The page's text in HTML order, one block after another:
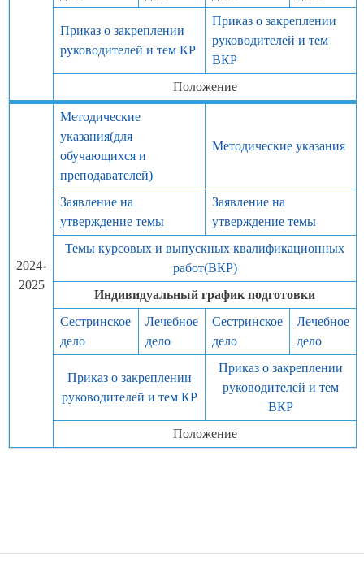
Приказ о закреплении
руководителей и тем КР
Приказ о закреплении
руководителей и тем
ВКР
Положение
2024-
2025
Методические
указания(для
обучающихся и
преподавателей)
Методические указания
Заявление на
утверждение темы
Заявление на
утверждение темы
Темы курсовых и выпускных квалификационных
работ(ВКР)
Индивидуальный график подготовки
Сестринское
дело
Лечебное
дело
Сестринское
дело
Лечебное
дело
Приказ о закреплении
руководителей и тем КР
Приказ о закреплении
руководителей и тем
ВКР
Положение